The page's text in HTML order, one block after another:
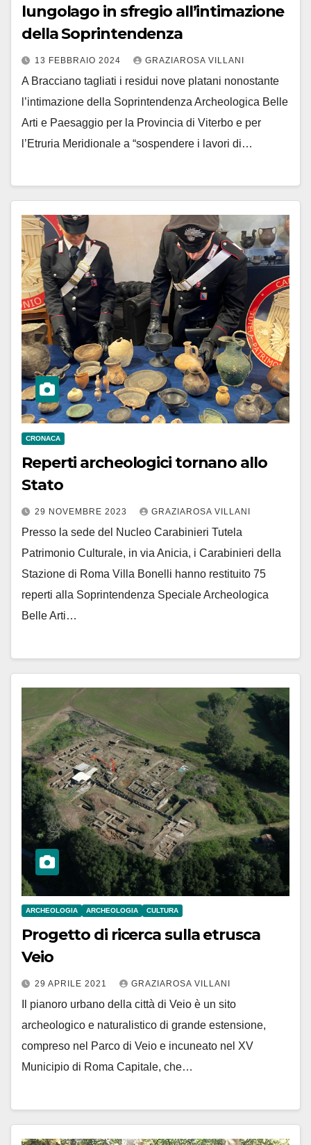
lungolago in sfregio all’intimazione
della Soprintendenza
13 FEBBRAIO 2024 GRAZIAROSA VILLANI
A Bracciano tagliati i residui nove platani nonostante
l’intimazione della Soprintendenza Archeologica Belle
Arti e Paesaggio per la Provincia di Viterbo e per
l’Etruria Meridionale a “sospendere i lavori di…
CRONACA
Reperti archeologici tornano allo
Stato
29 NOVEMBRE 2023 GRAZIAROSA VILLANI
Presso la sede del Nucleo Carabinieri Tutela
Patrimonio Culturale, in via Anicia, i Carabinieri della
Stazione di Roma Villa Bonelli hanno restituito 75
reperti alla Soprintendenza Speciale Archeologica
Belle Arti…
ARCHEOLOGIA ARCHEOLOGIA CULTURA
Progetto di ricerca sulla etrusca
Veio
29 APRILE 2021 GRAZIAROSA VILLANI
Il pianoro urbano della città di Veio è un sito
archeologico e naturalistico di grande estensione,
compreso nel Parco di Veio e incuneato nel XV
Municipio di Roma Capitale, che…